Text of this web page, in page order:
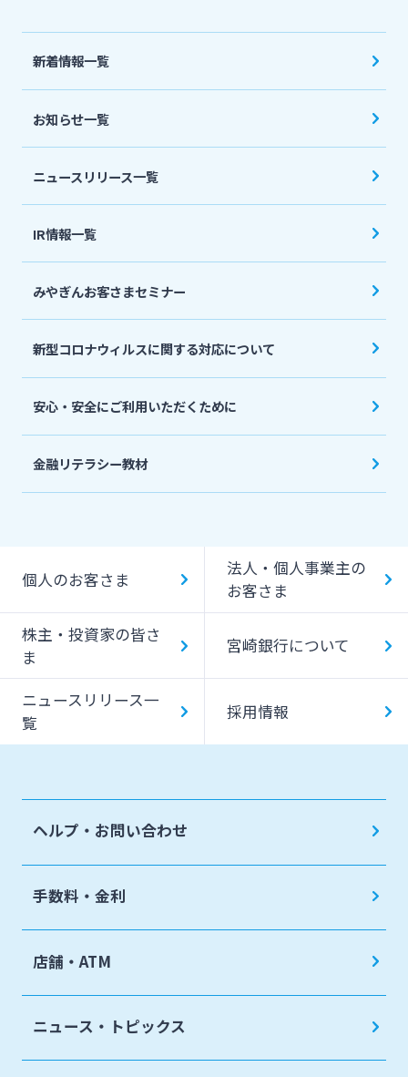
株主・投資家の皆さま
ニュースリリース一覧
採用情報
新着情報一覧
お知らせ一覧
ニュースリリース一覧
IR情報一覧
みやぎんお客さまセミナー
新型コロナウィルスに関する対応について
安心・安全にご利用いただくために
金融リテラシー教材
個人のお客さま
法人・個人事業主の
お客さま
株主・投資家の皆さ
ま
宮崎銀行について
ニュースリリース一
覧
採用情報
ヘルプ・お問い合わせ
手数料・金利
店舗・ATM
ニュース・トピックス